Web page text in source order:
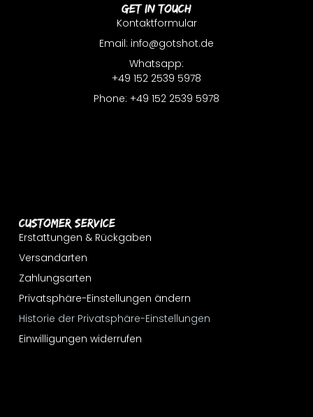
Customer Service
Erstattungen & Rückgaben
Versandarten
Zahlungsarten
Privatsphäre-Einstellungen ändern
Historie der Privatsphäre-Einstellungen
Einwilligungen widerrufen
Get In Touch
Kontaktformular
Email: info@gotshot.de
Whatsapp:
+49 152 2539 5978
Phone: +49 152 2539 5978